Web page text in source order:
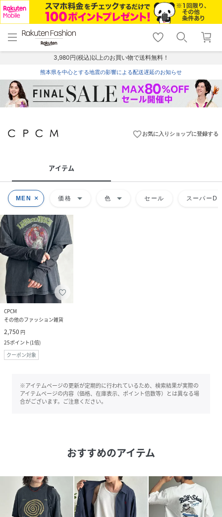
menu home
トップ
shopping_cart lock_outline
ログイン
3,980円(税込)以上のお買い物で送料無料！
熊本県を中心とする地震の影響による配送遅延のお知らせ
favorite_borderお気に入りショップに登録する
アイテム
MEN 価格 arrow_drop_down 色 arrow_drop_down セール スーパー
CPCM
その他のファッション雑貨
2,750 円
25ポイント(1倍)
クーポン対象
※アイテムページの更新が定期的に行われているため、検索結果が実際の
アイテムページの内容（価格、在庫表示、ポイント倍数等）とは異なる場
合がございます。ご注意ください。
おすすめのアイテム